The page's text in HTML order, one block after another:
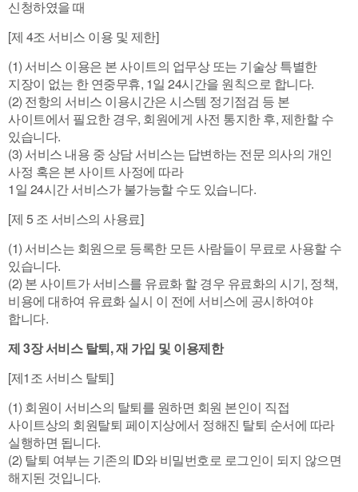
신청하였을 때
[제 4조 서비스 이용 및 제한]
(1) 서비스 이용은 본 사이트의 업무상 또는 기술상 특별한
지장이 없는 한 연중무휴, 1일 24시간을 원칙으로 합니다.
(2) 전항의 서비스 이용시간은 시스템 정기점검 등 본
사이트에서 필요한 경우, 회원에게 사전 통지한 후, 제한할 수
있습니다.
(3) 서비스 내용 중 상담 서비스는 답변하는 전문 의사의 개인
사정 혹은 본 사이트 사정에 따라
1일 24시간 서비스가 불가능할 수도 있습니다.
[제 5 조 서비스의 사용료]
(1) 서비스는 회원으로 등록한 모든 사람들이 무료로 사용할 수
있습니다.
(2) 본 사이트가 서비스를 유료화 할 경우 유료화의 시기, 정책,
비용에 대하여 유료화 실시 이 전에 서비스에 공시하여야
합니다.
제 3장 서비스 탈퇴, 재 가입 및 이용제한
[제1조 서비스 탈퇴]
(1) 회원이 서비스의 탈퇴를 원하면 회원 본인이 직접
사이트상의 회원탈퇴 페이지상에서 정해진 탈퇴 순서에 따라
실행하면 됩니다.
(2) 탈퇴 여부는 기존의 ID와 비밀번호로 로그인이 되지 않으면
해지된 것입니다.